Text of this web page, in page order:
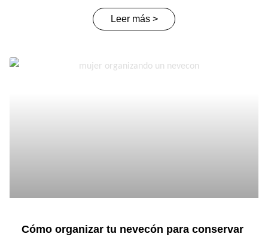
Leer más >
Cómo organizar tu nevecón para conservar